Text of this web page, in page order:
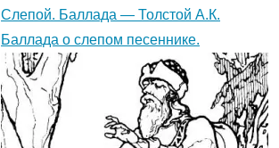
Слепой. Баллада — Толстой А.К.
Баллада о слепом песеннике.